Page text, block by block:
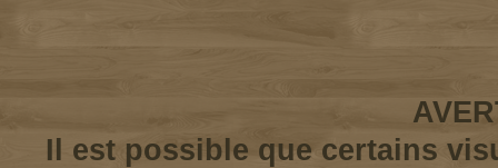
Il est possible que certains